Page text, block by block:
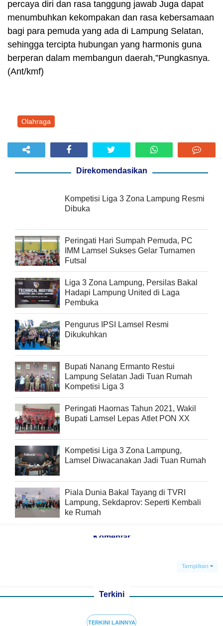
percaya diri dan rasa tanggung jawab Juga dapat
menumbuhkan kekompakan dan rasa kebersamaan
bagi para pemuda yang ada di Lampung Selatan,
sehingga tercipta hubungan yang harmonis guna
berperan dalam membangun daerah,”Pungkasnya.
(Ant/kmf)
Olahraga
Direkomendasikan
Kompetisi Liga 3 Zona Lampung Resmi
Dibuka
Peringati Hari Sumpah Pemuda, PC
IMM Lamsel Sukses Gelar Turnamen
Futsal
Liga 3 Zona Lampung, Persilas Bakal
Hadapi Lampung United di Laga
Pembuka
Pengurus IPSI Lamsel Resmi
Dikukuhkan
Bupati Nanang Ermanto Restui
Lampung Selatan Jadi Tuan Rumah
Kompetisi Liga 3
Peringati Haornas Tahun 2021, Wakil
Bupati Lamsel Lepas Atlet PON XX
Kompetisi Liga 3 Zona Lampung,
Lamsel Diwacanakan Jadi Tuan Rumah
Piala Dunia Bakal Tayang di TVRI
Lampung, Sekdaprov: Seperti Kembali
ke Rumah
Komentar
Tampilkan
Terkini
TERKINI LAINNYA